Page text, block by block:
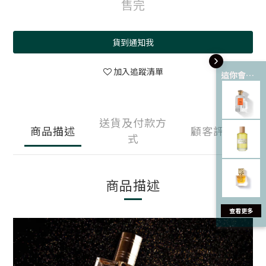
這你會愛 💘
售完
貨到通知我
加入追蹤清單
商品描述
送貨及付款方
式
顧客評價
商品描述